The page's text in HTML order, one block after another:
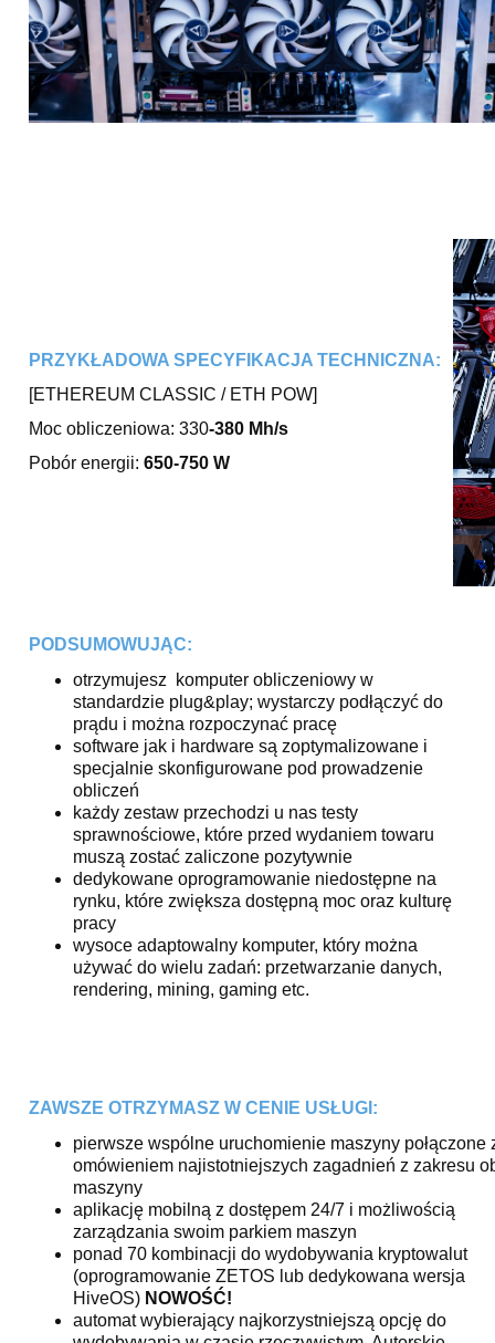
PRZYKŁADOWA SPECYFIKACJA TECHNICZNA:
[ETHEREUM CLASSIC / ETH POW]
Moc obliczeniowa: 330-380 Mh/s
Pobór energii: 650-750 W
PODSUMOWUJĄC:
otrzymujesz komputer obliczeniowy w
standardzie plug&play; wystarczy podłączyć do
prądu i można rozpoczynać pracę
software jak i hardware są zoptymalizowane i
specjalnie skonfigurowane pod prowadzenie
obliczeń
każdy zestaw przechodzi u nas testy
sprawnościowe, które przed wydaniem towaru
muszą zostać zaliczone pozytywnie
dedykowane oprogramowanie niedostępne na
rynku, które zwiększa dostępną moc oraz kulturę
pracy
wysoce adaptowalny komputer, który można
używać do wielu zadań: przetwarzanie danych,
rendering, mining, gaming etc.
ZAWSZE OTRZYMASZ W CENIE USŁUGI:
pierwsze wspólne uruchomienie maszyny połączone
omówieniem najistotniejszych zagadnień z zakresu
maszyny
aplikację mobilną z dostępem 24/7 i możliwością
zarządzania swoim parkiem maszyn
ponad 70 kombinacji do wydobywania kryptowalut
(oprogramowanie ZETOS lub dedykowana wersja
HiveOS) NOWOŚĆ!
automat wybierający najkorzystniejszą opcję do